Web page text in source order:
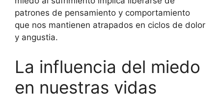
patrones de pensamiento y comportamiento
que nos mantienen atrapados en ciclos de dolor
y angustia.
La influencia del miedo
en nuestras vidas